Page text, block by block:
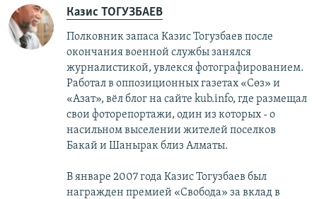
Казис ТОГУЗБАЕВ
Полковник запаса Казис Тогузбаев после
окончания военной службы занялся
журналистикой, увлекся фотографированием.
Работал в оппозиционных газетах «Сөз» и
«Азат», вёл блог на сайте kub.info, где размещал
свои фоторепортажи, один из которых - о
насильном выселении жителей поселков
Бакай и Шанырак близ Алматы.
В январе 2007 года Казис Тогузбаев был
награжден премией «Свобода» за вклад в